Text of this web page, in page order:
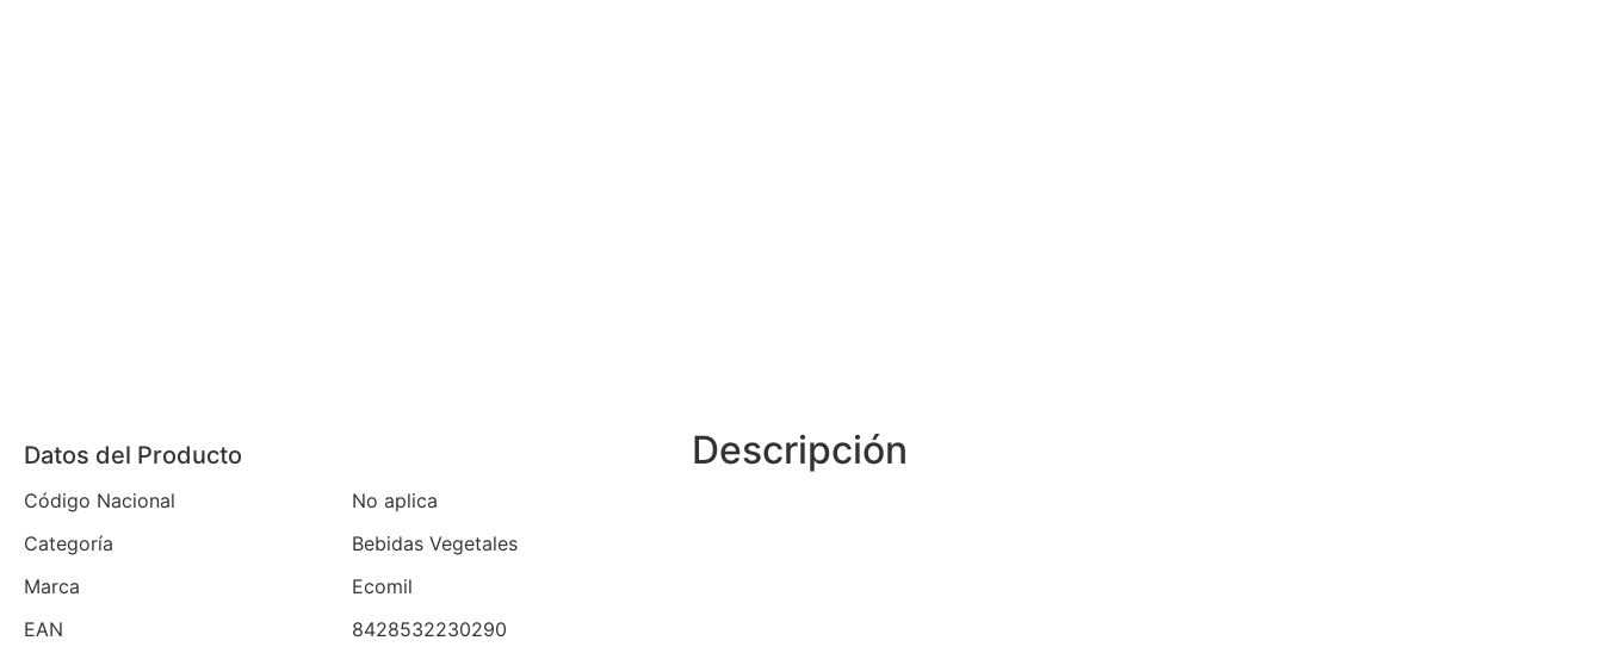
Datos del Producto
Código Nacional
No aplica
Categoría
Bebidas Vegetales
Marca
Ecomil
EAN
8428532230290
Descripción